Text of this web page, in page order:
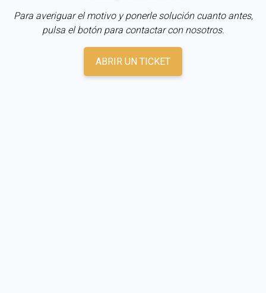
Para averiguar el motivo y ponerle solución cuanto antes,
pulsa el botón para contactar con nosotros.
ABRIR UN TICKET